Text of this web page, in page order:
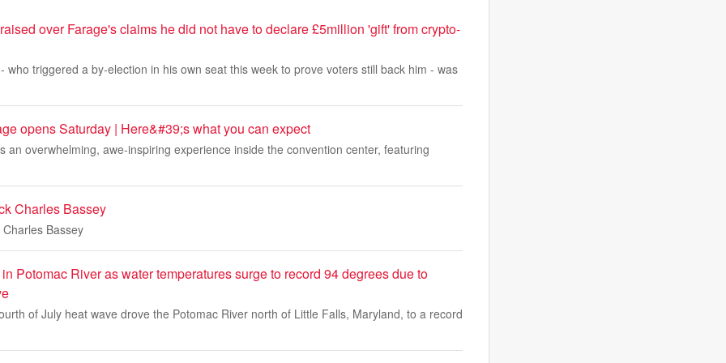
over Farage's claims he did not have to declare £5million 'gift' from crypto-
who triggered a by-election in his own seat this week to prove voters still back him - was
opens Saturday | Here&#39;s what you can expect
an overwhelming, awe-inspiring experience inside the convention center, featuring
Charles Bassey
Bassey
Potomac River as water temperatures surge to record 94 degrees due to
of July heat wave drove the Potomac River north of Little Falls, Maryland, to a record